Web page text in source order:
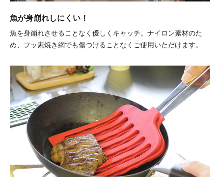
魚が身崩れしにくい！
魚を身崩れさせることなく優しくキャッチ。ナイロン素材のた
め、フッ素焼き網でも傷つけることなくご使用いただけます。